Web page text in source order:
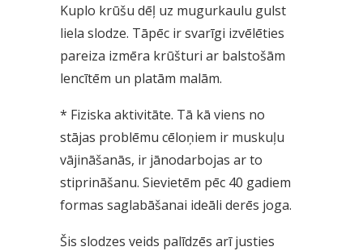
Kuplo krūšu dēļ uz mugurkaulu gulst
liela slodze. Tāpēc ir svarīgi izvēlēties
pareiza izmēra krūšturi ar balstošām
lencītēm un platām malām.
* Fiziska aktivitāte. Tā kā viens no
stājas problēmu cēloņiem ir muskuļu
vājināšanās, ir jānodarbojas ar to
stiprināšanu. Sievietēm pēc 40 gadiem
formas saglabāšanai ideāli derēs joga.
Šis slodzes veids palīdzēs arī justies